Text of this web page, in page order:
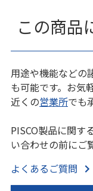
この商品
用途や機能などの
も可能です。お気
近くの営業所でも
PISCO製品に関す
い合わせの前にご
よくあるご質問